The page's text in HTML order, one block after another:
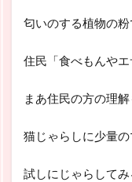
匂いのする植物の粉
住民「食べもんやエ
まあ住民の方の理
猫じゃらしに少量
試しにじゃらして